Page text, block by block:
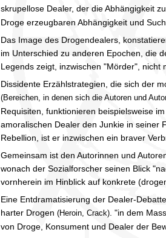
skrupellose Dealer, der die Abhängigkeit
Droge erzeugbaren Abhängigkeit und
Das Image des Drogendealers,
im Unterschied zu anderen Epochen, die
Legends zeigt, inzwischen "Mörder", nicht
Dissidente Erzählstrategien, die sich der
(Bereichen, in denen sich die Autoren und
Requisiten, funktionieren beispielsweise
amoralischen Dealer den Junkie in seiner
Rebellion, ist er inzwischen ein braver
Gemeinsam ist den Autorinnen und
wonach der Sozialforscher seinen Blick
vornherein im Hinblick auf konkrete
Eine Entdramatisierung der Dealer-
harter Drogen (Heroin, Crack) . "in dem
von Droge, Konsument und Dealer der